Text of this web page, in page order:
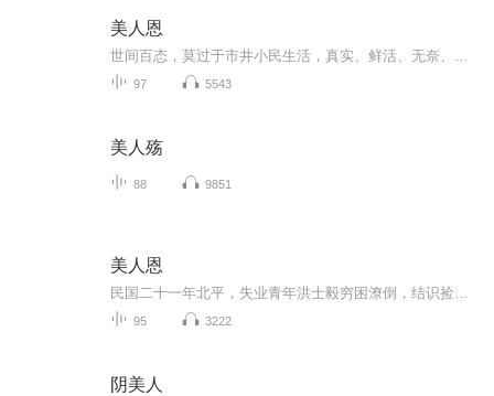
美人恩
97 5543
美人殇
88 9851
美人恩
95 3222
阴美人